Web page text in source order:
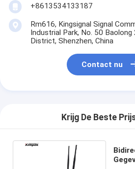
+8613534133187
Rm616, Kingsignal Signal
Industrial Park, No. 50 Baolong
District, Shenzhen, China
Contact nu
Krijg De Beste